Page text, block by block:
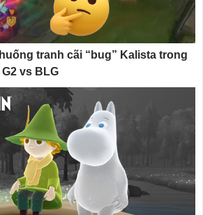
tranh cãi “bug” Kalista trong
vs BLG